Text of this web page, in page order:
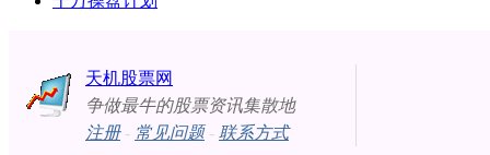
天机股票网
争做最牛的股票资讯集散地
注册- 常见问题- 联系方式